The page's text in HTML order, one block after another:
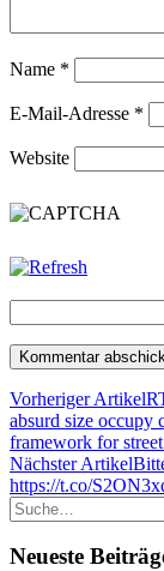
Name *
E-Mail-Adresse *
Website
Vorheriger Artikel
absurd size occupy
framework for
Nächster Artikel
https://t.co/
Suche
Neueste